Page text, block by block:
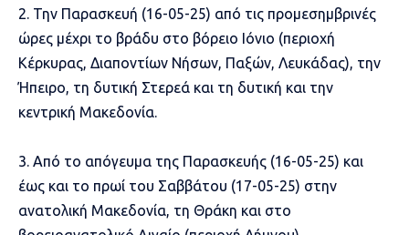
2. Την Παρασκευή (16-05-25) από τις προμεσημβρινές
ώρες μέχρι το βράδυ στο βόρειο Ιόνιο (περιοχή
Κέρκυρας, Διαποντίων Νήσων, Παξών, Λευκάδας), την
Ήπειρο, τη δυτική Στερεά και τη δυτική και την
κεντρική Μακεδονία.
3. Από το απόγευμα της Παρασκευής (16-05-25) και
έως και το πρωί του Σαββάτου (17-05-25) στην
ανατολική Μακεδονία, τη Θράκη και στο